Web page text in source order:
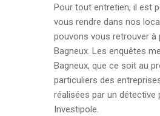
Pour tout entretien, il est
vous rendre dans nos
pouvons vous retrouver à
Bagneux. Les enquêtes
Bagneux, que ce soit au
particuliers des
réalisées par un détective
Investipole.